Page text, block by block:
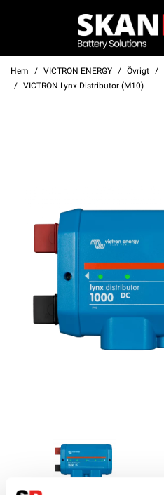
Hem VICTRON ENERGY Övrigt
VICTRON Lynx Distributor (M10)